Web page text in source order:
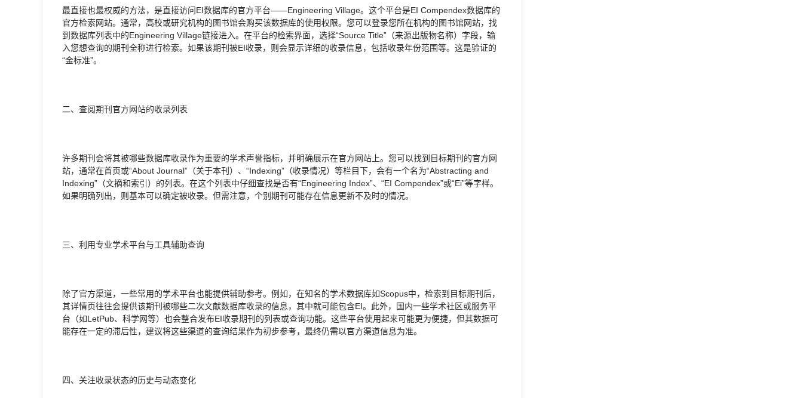
最直接也最权威的方法，是直接访问EI数据库的官方平台——Engineering Village。这个平台是EI Compendex数据库的
官方检索网站。通常，高校或研究机构的图书馆会购买该数据库的使用权限。您可以登录您所在机构的图书馆网站，找
到数据库列表中的Engineering Village链接进入。在平台的检索界面，选择“Source Title”（来源出版物名称）字段，输
入您想查询的期刊全称进行检索。如果该期刊被EI收录，则会显示详细的收录信息，包括收录年份范围等。这是验证的
“金标准”。
二、查阅期刊官方网站的收录列表
许多期刊会将其被哪些数据库收录作为重要的学术声誉指标，并明确展示在官方网站上。您可以找到目标期刊的官方网
站，通常在首页或“About Journal”（关于本刊）、“Indexing”（收录情况）等栏目下，会有一个名为“Abstracting and
Indexing”（文摘和索引）的列表。在这个列表中仔细查找是否有“Engineering Index”、“EI Compendex”或“Ei”等字样。
如果明确列出，则基本可以确定被收录。但需注意，个别期刊可能存在信息更新不及时的情况。
三、利用专业学术平台与工具辅助查询
除了官方渠道，一些常用的学术平台也能提供辅助参考。例如，在知名的学术数据库如Scopus中，检索到目标期刊后，
其详情页往往会提供该期刊被哪些二次文献数据库收录的信息，其中就可能包含EI。此外，国内一些学术社区或服务平
台（如LetPub、科学网等）也会整合发布EI收录期刊的列表或查询功能。这些平台使用起来可能更为便捷，但其数据可
能存在一定的滞后性，建议将这些渠道的查询结果作为初步参考，最终仍需以官方渠道信息为准。
四、关注收录状态的历史与动态变化